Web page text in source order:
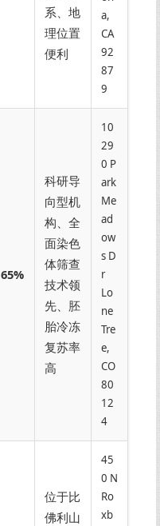
系、地
理位置
便利
a,
CA
92
87
9
65%
科研导
向型机
构、全
面染色
体筛查
技术领
先、胚
胎冷冻
复苏率
高
10
29
0 P
ark
Me
ad
ow
s D
r
Lo
ne
Tre
e,
CO
80
12
4
位于比
佛利山
45
0 N
Ro
xb